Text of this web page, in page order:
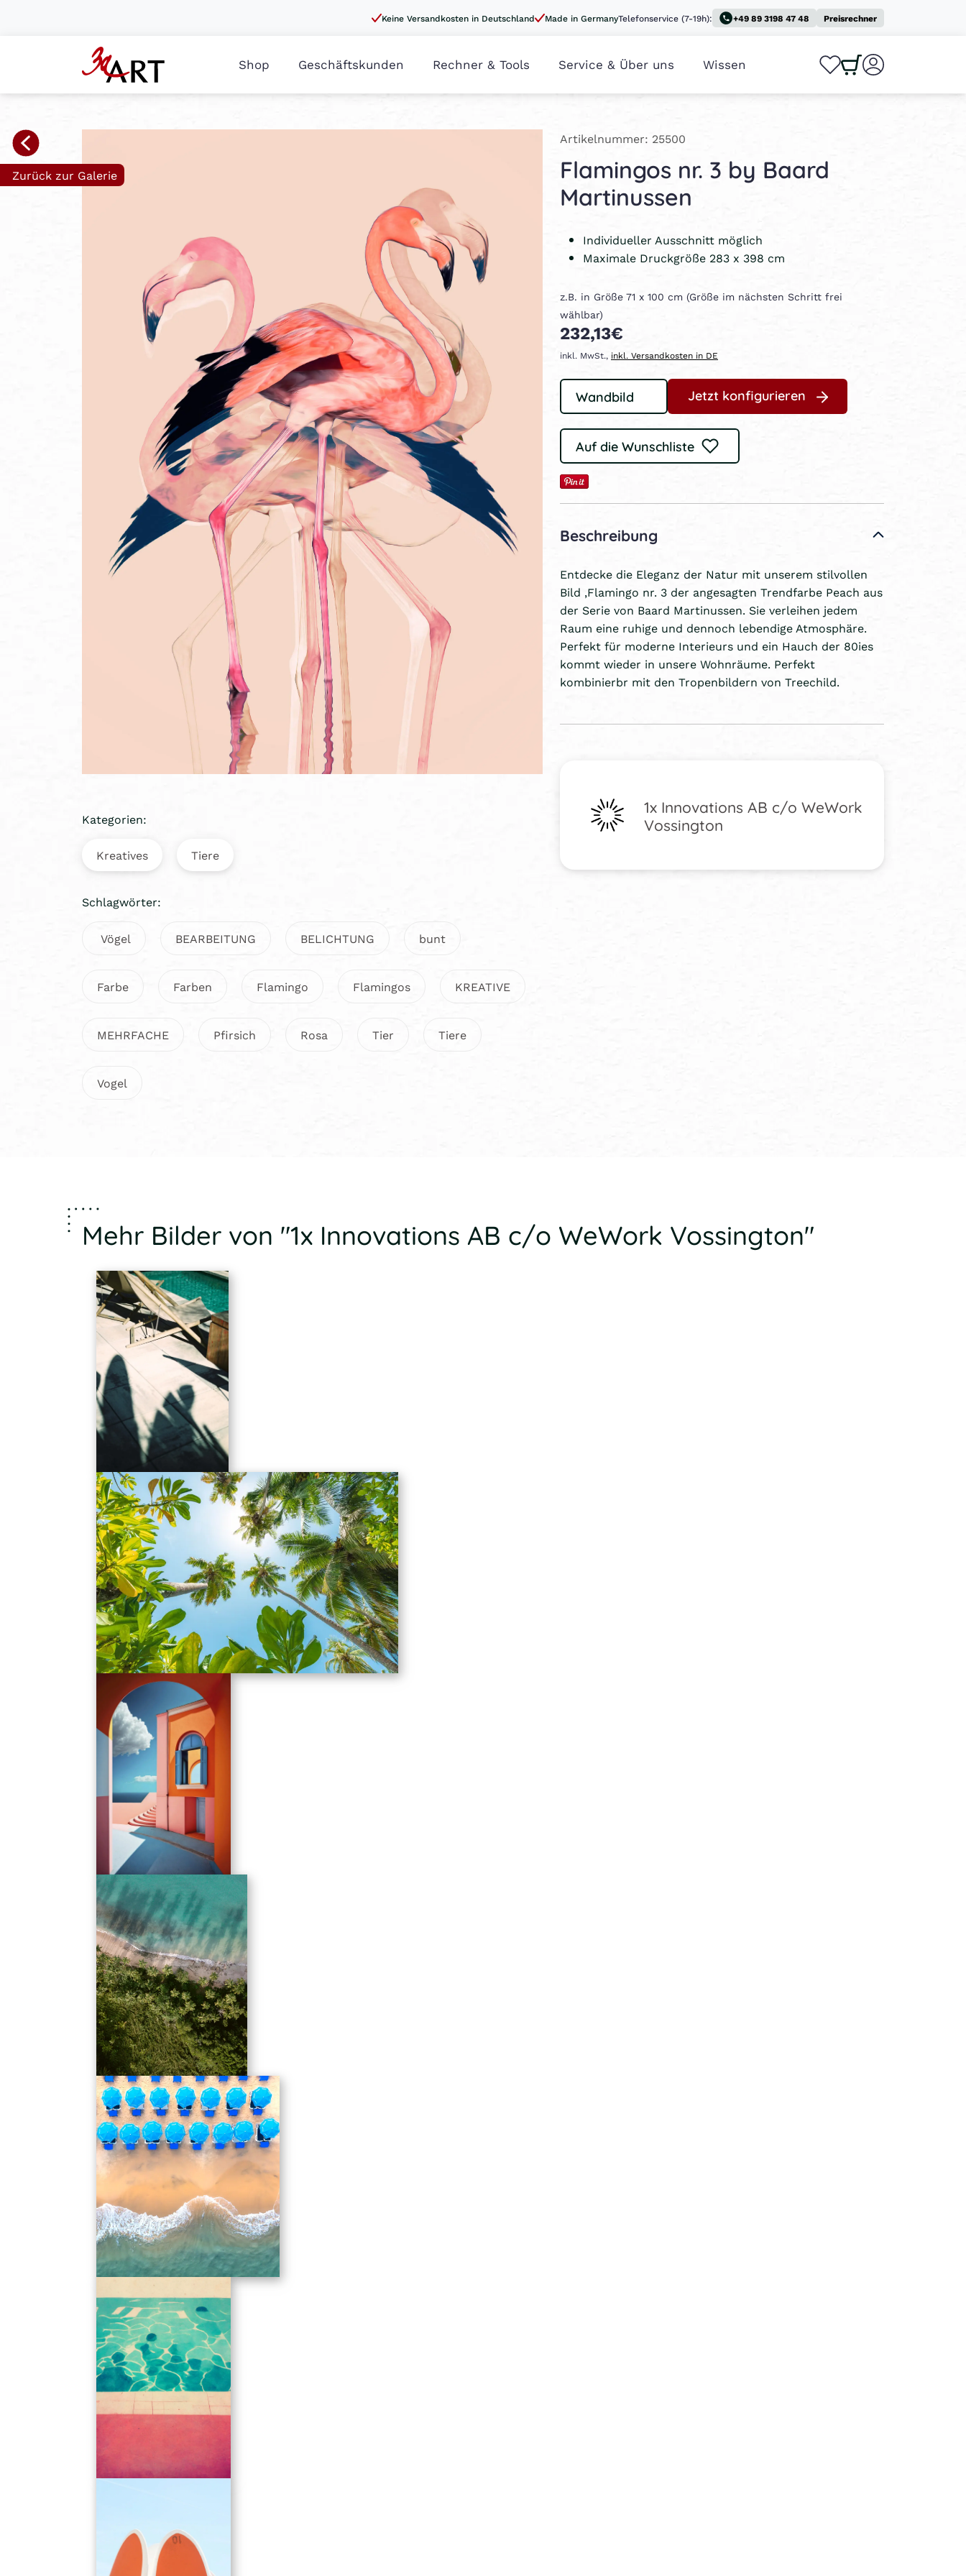
Keine Versandkosten in Deutschland Made in GermanyTelefonservice (7-19h): +49 89 3198 47 48 Preisrechner
Shop Geschäftskunden Rechner & Tools Service & Über uns Wissen 0
Zurück zur Galerie
Kategorien:
Kreatives Tiere
Schlagwörter:
Vögel BEARBEITUNG BELICHTUNG bunt
Farbe Farben Flamingo Flamingos KREATIVE
MEHRFACHE Pfirsich Rosa Tier Tiere
Vogel
Artikelnummer: 25500
Flamingos nr. 3 by Baard
Martinussen
Individueller Ausschnitt möglich
Maximale Druckgröße 283 x 398 cm
z.B. in Größe 71 x 100 cm (Größe im nächsten Schritt frei
wählbar)
232,13€
inkl. MwSt., inkl. Versandkosten in DE
Jetzt konfigurieren
Auf die Wunschliste
Beschreibung
Entdecke die Eleganz der Natur mit unserem stilvollen
Bild ‚Flamingo nr. 3 der angesagten Trendfarbe Peach aus
der Serie von Baard Martinussen. Sie verleihen jedem
Raum eine ruhige und dennoch lebendige Atmosphäre.
Perfekt für moderne Interieurs und ein Hauch der 80ies
kommt wieder in unsere Wohnräume. Perfekt
kombinierbr mit den Tropenbildern von Treechild.
1x Innovations AB c/o WeWork
Vossington
Mehr Bilder von "1x Innovations AB c/o WeWork Vossington"